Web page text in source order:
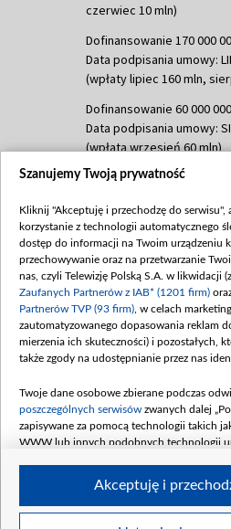
czerwiec 10 mln)
Dofinansowanie 170 000
Data podpisania umowy:
(wpłaty lipiec 160 mln,
Dofinansowanie 60 000
Data podpisania umowy:
(wpłata wrzesień 60 mln)
Dofinansowanie 635 783
(wpłata wrzesień 100
mln, listopad 265 mln)
Dofinansowanie 48 862
Data podpisania umowy:
(wpłata grudzień 60,548
Dofinansowanie 900 000
Data podpisania umowy:
kwiecień 180 mln, 7 maja
czerwca 90 mln)
Dofinansowanie 250 000
4 sierpnia 250 mln
Szanujemy Twoją prywatność
Kliknij "Akceptuję i przechodzę do serwisu",
korzystanie z technologii automatycznego
dostęp do informacji na Twoim urządzeniu
przechowywanie oraz na przetwarzanie
nas, czyli Telewizję Polską S.A. w likwidacji
Zaufanych Partnerów z IAB* (1201 firm)
Partnerów TVP (93 firm) , w celach
zautomatyzowanego dopasowania reklam
mierzenia ich skuteczności) i pozostałych,
także zgody na udostępnianie przez nas
Twoje dane osobowe zbierane podczas
poszczególnych serwisów zwanych dalej
zapisywane za pomocą technologii takich
WWW lub innych podobnych technologii
Twoje dane osobowe zbierane podczas
Akceptuję i